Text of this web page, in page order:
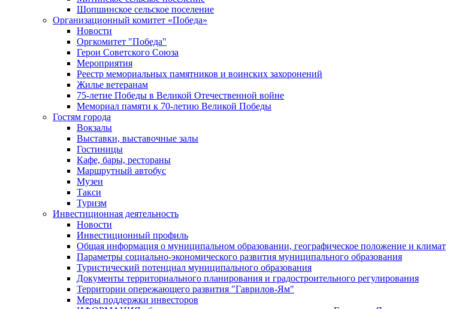
Шопшинское сельское поселение
Организационный комитет «Победа»
Новости
Оргкомитет "Победа"
Герои Советского Союза
Мероприятия
Реестр мемориальных памятников и воинских захоронений
Жилье ветеранам
75-летие Победы в Великой Отечественной войне
Мемориал памяти к 70-летию Великой Победы
Гостям города
Вокзалы
Выставки, выставочные залы
Гостиницы
Кафе, бары, рестораны
Маршрутный автобус
Музеи
Такси
Туризм
Инвестиционная деятельность
Новости
Инвестиционный профиль
Общая информация о муниципальном образовании, географическое положение и климат
Параметры социально-экономического развития муниципального образования
Туристический потенциал муниципального образования
Документы территориального планирования и градостроительного регулирования
Территории опережающего развития "Гаврилов-Ям"
Меры поддержки инвесторов